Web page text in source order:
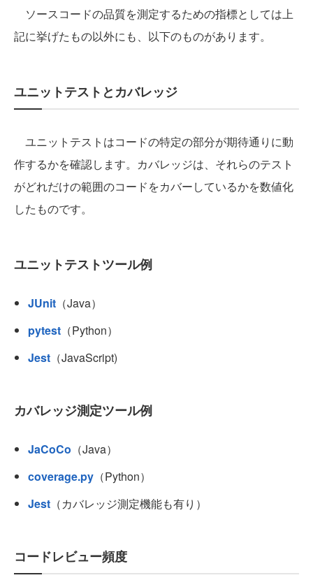
ソースコードの品質を測定するための指標としては上
記に挙げたもの以外にも、以下のものがあります。
ユニットテストとカバレッジ
ユニットテストはコードの特定の部分が期待通りに動
作するかを確認します。カバレッジは、それらのテスト
がどれだけの範囲のコードをカバーしているかを数値化
したものです。
ユニットテストツール例
JUnit （Java）
pytest （Python）
Jest （JavaScript)
カバレッジ測定ツール例
JaCoCo （Java）
coverage.py （Python）
Jest （カバレッジ測定機能も有り）
コードレビュー頻度